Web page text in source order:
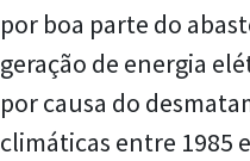
por boa parte do
geração de energia
por causa do
climáticas entre 1985